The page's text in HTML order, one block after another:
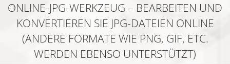
ONLINE-JPG-WERKZEUG – BEARBEITEN UND
KONVERTIEREN SIE JPG-DATEIEN ONLINE
(ANDERE FORMATE WIE PNG, GIF, ETC.
WERDEN EBENSO UNTERSTÜTZT)